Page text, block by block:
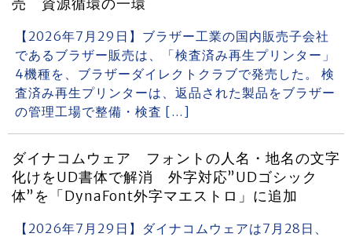
売 資源循環の一環
【2026年7月29日】ブラザー工業の国内販売子会社
であるブラザー販売は、「検査済み再生プリンター」
4機種を、ブラザーダイレクトクラブで発売した。 検
査済み再生プリンターは、返品された製品をブラザー
の管理工場で整備・検査 […]
ダイナコムウェア フォントの人名・地名の文字
化けをUD書体で解消 外字対応”UDゴシック
体”を「DynaFont外字マエストロ」に追加
【2026年7月29日】ダイナコムウェアは7月28日、